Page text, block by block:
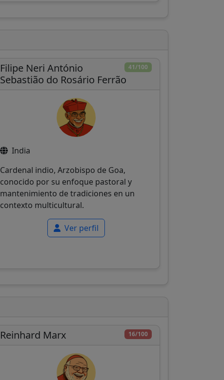
41/100
Filipe Neri António
Sebastião do Rosário Ferrão
India
Cardenal indio, Arzobispo de Goa,
conocido por su enfoque pastoral y
mantenimiento de tradiciones en un
contexto multicultural.
Ver perfil
16/100
Reinhard Marx